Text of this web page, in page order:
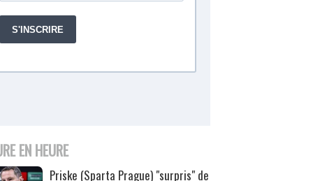
EN HEURE
Priske (Sparta Prague) "surpris" de